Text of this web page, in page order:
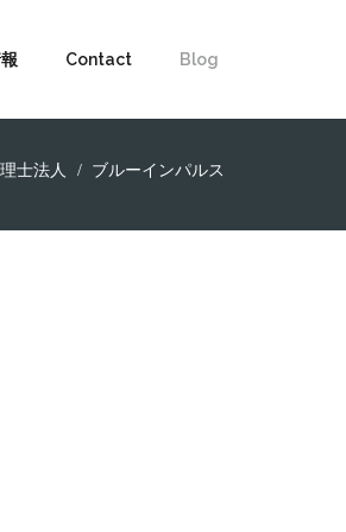
Contact Blog
士法人 ブルーインパルス